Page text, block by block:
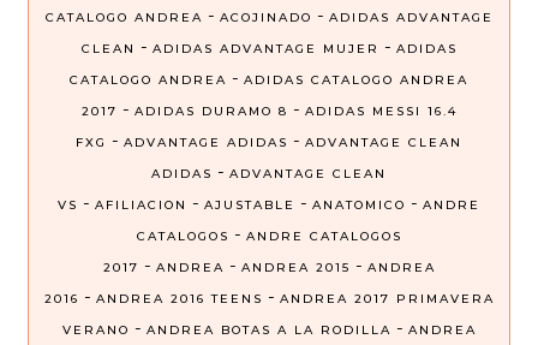
CATALOGO ANDREA - ACOJINADO - ADIDAS ADVANTAGE
CLEAN
- ADIDAS ADVANTAGE MUJER - ADIDAS
CATALOGO ANDREA - ADIDAS CATALOGO ANDREA
2017 - ADIDAS DURAMO 8 - ADIDAS MESSI 16.4
FXG
- ADVANTAGE ADIDAS - ADVANTAGE CLEAN
ADIDAS - ADVANTAGE CLEAN
VS - AFILIACION - AJUSTABLE - ANATOMICO - ANDRE
CATALOGOS - ANDRE CATALOGOS
2017 - ANDREA - ANDREA 2015 - ANDREA
2016 - ANDREA 2016 TEENS - ANDREA 2017 PRIMAVERA
VERANO - ANDREA BOTAS A LA RODILLA - ANDREA